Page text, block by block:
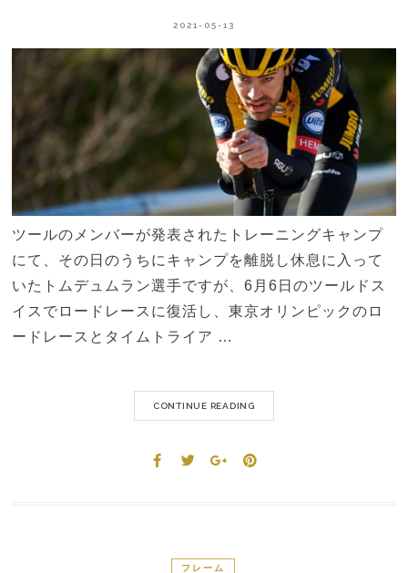
2021-05-13
ツールのメンバーが発表されたトレーニングキャンプ
にて、その日のうちにキャンプを離脱し休息に入って
いたトムデュムラン選手ですが、6月6日のツールドス
イスでロードレースに復活し、東京オリンピックのロ
ードレースとタイムトライア …
CONTINUE READING
フレーム